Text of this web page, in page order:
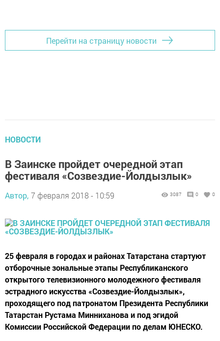
Перейти на страницу новости
НОВОСТИ
В Заинске пройдет очередной этап
фестиваля «Созвездие-Йолдызлык»
Автор, 7 февраля 2018 - 10:59 3087 0 0
25 февраля в городах и районах Татарстана стартуют
отборочные зональные этапы Республиканского
открытого телевизионного молодежного фестиваля
эстрадного искусства «Созвездие-Йолдызлык»,
проходящего под патронатом Президента Республики
Татарстан Рустама Минниханова и под эгидой
Комиссии Российской Федерации по делам ЮНЕСКО.